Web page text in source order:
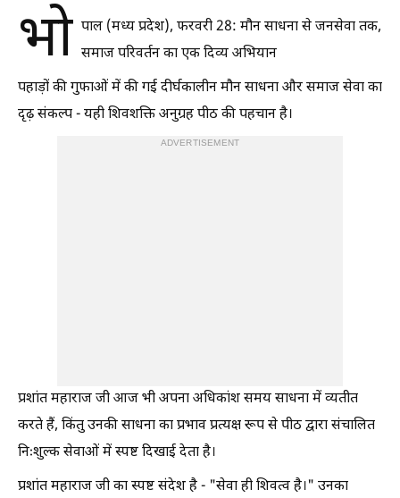
भो पाल (मध्य प्रदेश), फरवरी 28: मौन साधना से जनसेवा तक,
समाज परिवर्तन का एक दिव्य अभियान
पहाड़ों की गुफाओं में की गई दीर्घकालीन मौन साधना और समाज सेवा का
दृढ़ संकल्प - यही शिवशक्ति अनुग्रह पीठ की पहचान है।
ADVERTISEMENT
प्रशांत महाराज जी आज भी अपना अधिकांश समय साधना में व्यतीत
करते हैं, किंतु उनकी साधना का प्रभाव प्रत्यक्ष रूप से पीठ द्वारा संचालित
निःशुल्क सेवाओं में स्पष्ट दिखाई देता है।
प्रशांत महाराज जी का स्पष्ट संदेश है - "सेवा ही शिवत्व है।" उनका